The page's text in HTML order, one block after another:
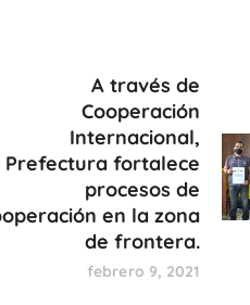
A través de
Cooperación
Internacional,
Prefectura fortalece
procesos de
en la zona
de frontera.
febrero 9, 2021